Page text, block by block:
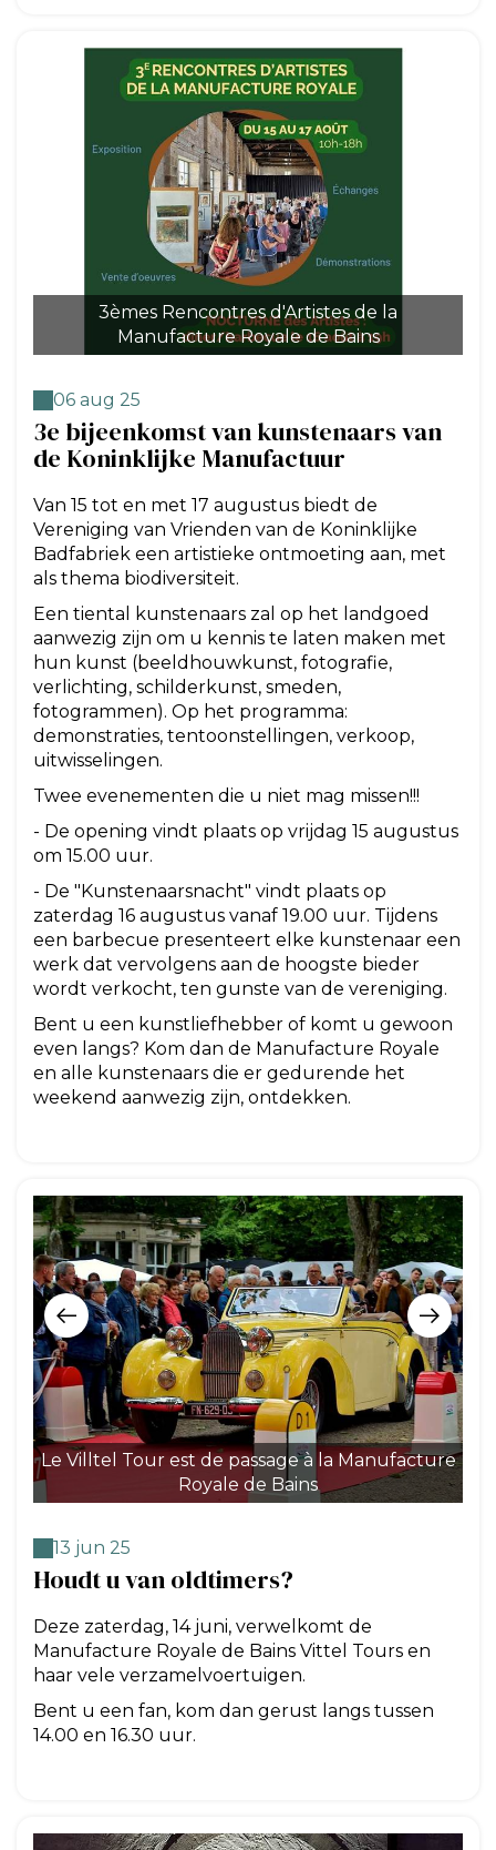
3èmes Rencontres d'Artistes de la
Manufacture Royale de Bains
06 aug 25
3e bijeenkomst van kunstenaars van
de Koninklijke Manufactuur
Van 15 tot en met 17 augustus biedt de
Vereniging van Vrienden van de Koninklijke
Badfabriek een artistieke ontmoeting aan, met
als thema biodiversiteit.
Een tiental kunstenaars zal op het landgoed
aanwezig zijn om u kennis te laten maken met
hun kunst (beeldhouwkunst, fotografie,
verlichting, schilderkunst, smeden,
fotogrammen). Op het programma:
demonstraties, tentoonstellingen, verkoop,
uitwisselingen.
Twee evenementen die u niet mag missen!!!
- De opening vindt plaats op vrijdag 15 augustus
om 15.00 uur.
- De "Kunstenaarsnacht" vindt plaats op
zaterdag 16 augustus vanaf 19.00 uur. Tijdens
een barbecue presenteert elke kunstenaar een
werk dat vervolgens aan de hoogste bieder
wordt verkocht, ten gunste van de vereniging.
Bent u een kunstliefhebber of komt u gewoon
even langs? Kom dan de Manufacture Royale
en alle kunstenaars die er gedurende het
weekend aanwezig zijn, ontdekken.
Le Villtel Tour est de passage à la Manufacture
Royale de Bains
13 jun 25
Houdt u van oldtimers?
Deze zaterdag, 14 juni, verwelkomt de
Manufacture Royale de Bains Vittel Tours en
haar vele verzamelvoertuigen.
Bent u een fan, kom dan gerust langs tussen
14.00 en 16.30 uur.